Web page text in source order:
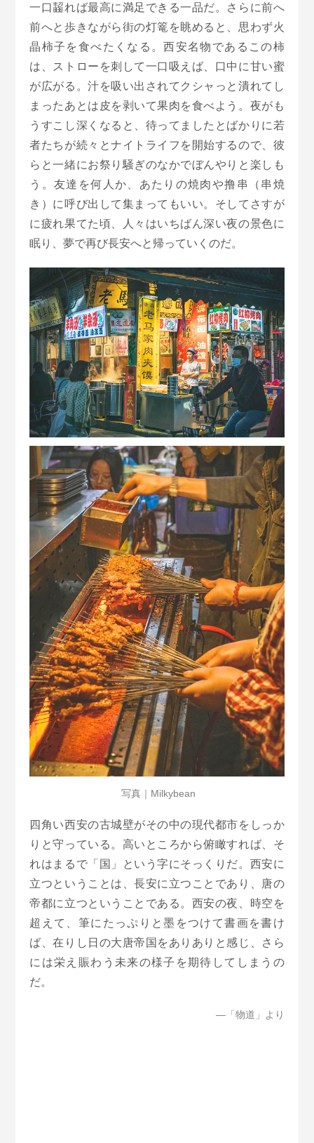
一口齧れば最高に満足できる一品だ。さらに前へ
前へと歩きながら街の灯篭を眺めると、思わず火
晶柿子を食べたくなる。西安名物であるこの柿
は、ストローを刺して一口吸えば、口中に甘い蜜
が広がる。汁を吸い出されてクシャっと潰れてし
まったあとは皮を剥いて果肉を食べよう。夜がも
うすこし深くなると、待ってましたとばかりに若
者たちが続々とナイトライフを開始するので、彼
らと一緒にお祭り騒ぎのなかでぼんやりと楽しも
う。友達を何人か、あたりの焼肉や撸串（串焼
き）に呼び出して集まってもいい。そしてさすが
に疲れ果てた頃、人々はいちばん深い夜の景色に
眠り、夢で再び長安へと帰っていくのだ。
写真｜Milkybean
四角い西安の古城壁がその中の現代都市をしっか
りと守っている。高いところから俯瞰すれば、そ
れはまるで「国」という字にそっくりだ。西安に
立つということは、長安に立つことであり、唐の
帝都に立つということである。西安の夜、時空を
超えて、筆にたっぷりと墨をつけて書画を書け
ば、在りし日の大唐帝国をありありと感じ、さら
には栄え賑わう未来の様子を期待してしまうの
だ。
—「物道」より